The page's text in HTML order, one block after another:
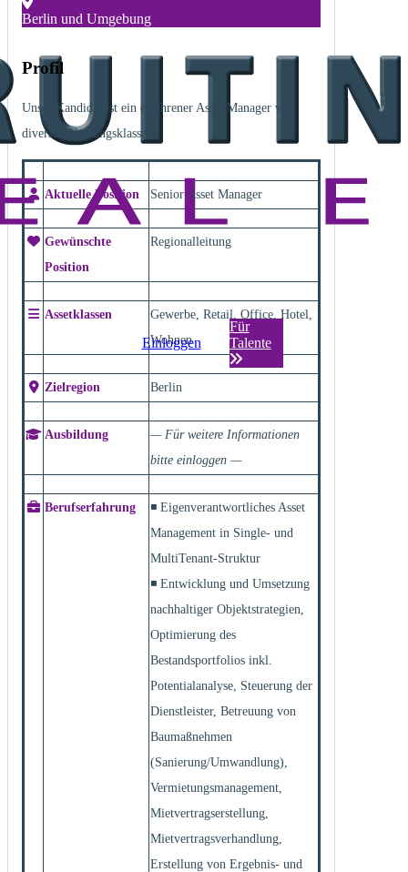
Einloggen
Für
Talente
Berlin und Umgebung
Profil
Unser Kandidat ist ein erfahrener Asset Manager von
diversen Nutzungsklassen.
Aktuelle Position Senior Asset Manager
Gewünschte
Position
Regionalleitung
Assetklassen
Gewerbe, Retail, Office, Hotel,
Wohnen
Zielregion Berlin
Ausbildung
— Für weitere Informationen
bitte einloggen —
Berufserfahrung
◾ Eigenverantwortliches Asset
Management in Single- und
MultiTenant-Struktur
◾ Entwicklung und Umsetzung
nachhaltiger Objektstrategien,
Optimierung des
Bestandsportfolios inkl.
Potentialanalyse, Steuerung der
Dienstleister, Betreuung von
Baumaßnehmen
(Sanierung/Umwandlung),
Vermietungsmanagement,
Mietvertragserstellung,
Mietvertragsverhandlung,
Erstellung von Ergebnis- und